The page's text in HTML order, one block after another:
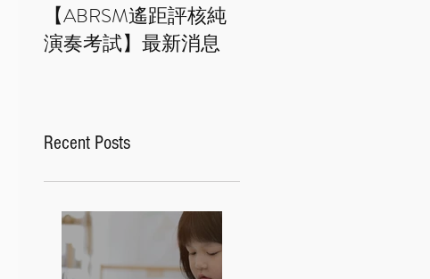
【ABRSM遙距評核純
演奏考試】最新消息
Recent Posts